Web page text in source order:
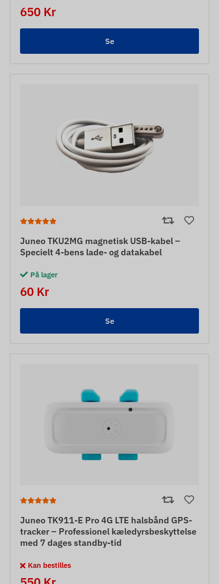
650 Kr
Se
Juneo TKU2MG magnetisk USB-kabel –
Specielt 4-bens lade- og datakabel
På lager
60 Kr
Se
Juneo TK911-E Pro 4G LTE halsbånd GPS-
tracker – Professionel kæledyrsbeskyttelse
med 7 dages standby-tid
Kan bestilles